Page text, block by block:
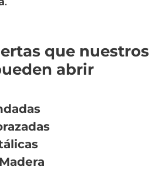
que nuestros
abrir